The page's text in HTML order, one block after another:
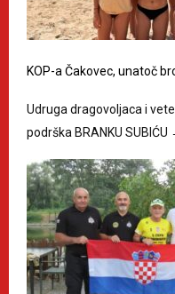
KOP-a Čakovec, unatoč
Udruga dragovoljaca i
podrška BRANKU SUBIĆU